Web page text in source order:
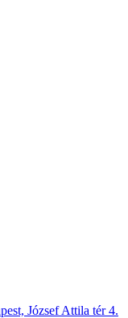
József Attila tér 4.